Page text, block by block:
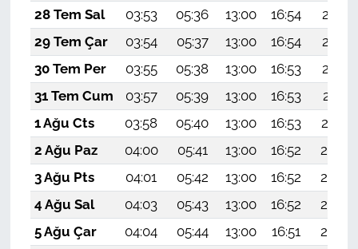
28 Tem Sal
03:53 05:36 13:00 16:54
20:14
29 Tem Çar
03:54 05:37 13:00 16:54
20:13
30 Tem Per
03:55 05:38 13:00 16:53
20:12
31 Tem Cum
03:57 05:39 13:00 16:53
20:11
1 Ağu Cts
03:58 05:40 13:00 16:53
20:10
2 Ağu Paz
04:00 05:41 13:00 16:52
20:09
3 Ağu Pts
04:01 05:42 13:00 16:52
20:08
4 Ağu Sal
04:03 05:43 13:00 16:52
20:07
5 Ağu Çar
04:04 05:44 13:00 16:51
20:06